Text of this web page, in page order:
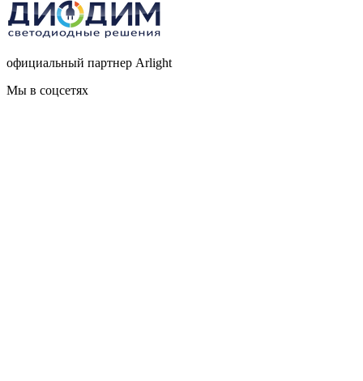
официальный партнер Arlight
Мы в соцсетях